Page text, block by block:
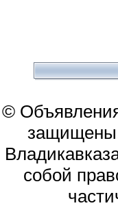
©
защищены.
собой